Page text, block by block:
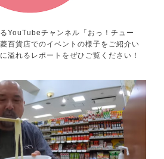
YouTubeチャンネル「おっ！チュー
百貨店でのイベントの様子をご紹介い
溢れるレポートをぜひご覧ください！